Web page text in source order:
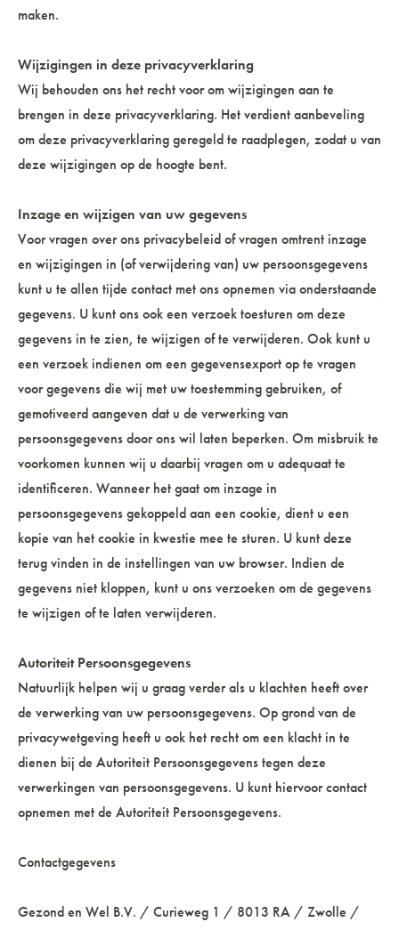
maken.
Wijzigingen in deze privacyverklaring
Wij behouden ons het recht voor om wijzigingen aan te
brengen in deze privacyverklaring. Het verdient aanbeveling
om deze privacyverklaring geregeld te raadplegen, zodat u van
deze wijzigingen op de hoogte bent.
Inzage en wijzigen van uw gegevens
Voor vragen over ons privacybeleid of vragen omtrent inzage
en wijzigingen in (of verwijdering van) uw persoonsgegevens
kunt u te allen tijde contact met ons opnemen via onderstaande
gegevens. U kunt ons ook een verzoek toesturen om deze
gegevens in te zien, te wijzigen of te verwijderen. Ook kunt u
een verzoek indienen om een gegevensexport op te vragen
voor gegevens die wij met uw toestemming gebruiken, of
gemotiveerd aangeven dat u de verwerking van
persoonsgegevens door ons wil laten beperken. Om misbruik te
voorkomen kunnen wij u daarbij vragen om u adequaat te
identificeren. Wanneer het gaat om inzage in
persoonsgegevens gekoppeld aan een cookie, dient u een
kopie van het cookie in kwestie mee te sturen. U kunt deze
terug vinden in de instellingen van uw browser. Indien de
gegevens niet kloppen, kunt u ons verzoeken om de gegevens
te wijzigen of te laten verwijderen.
Autoriteit Persoonsgegevens
Natuurlijk helpen wij u graag verder als u klachten heeft over
de verwerking van uw persoonsgegevens. Op grond van de
privacywetgeving heeft u ook het recht om een klacht in te
dienen bij de Autoriteit Persoonsgegevenstegen deze
verwerkingen van persoonsgegevens. U kunt hiervoor contact
opnemen met de Autoriteit Persoonsgegevens.
Contactgegevens
Gezond en Wel B.V. / Curieweg 1 / 8013 RA / Zwolle /